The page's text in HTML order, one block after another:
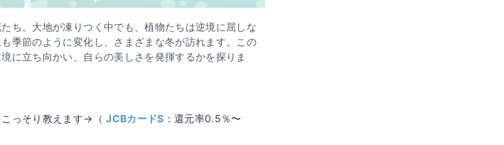
ち。大地が凍りつく中でも、植物たちは逆境に屈しな
季節のように変化し、さまざまな冬が訪れます。この
に立ち向かい、自らの美しさを発揮するかを探りま
こっそり教えます→（JCBカードS ：還元率0.5％〜